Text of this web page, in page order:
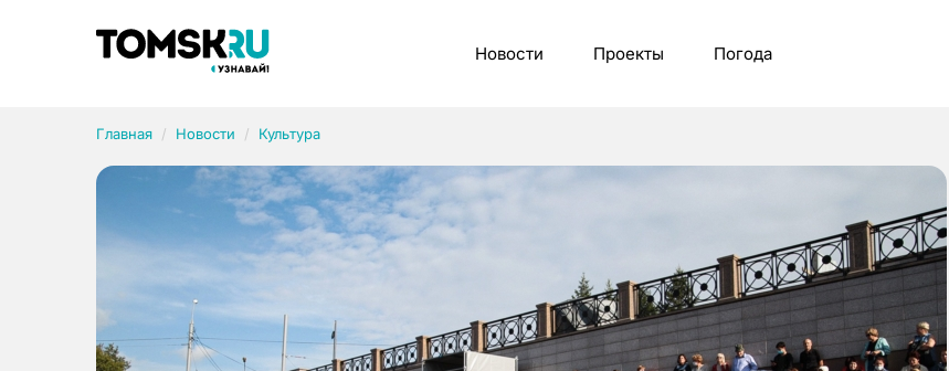
Новости Проекты Погода
Главная Новости Культура
Рубрики